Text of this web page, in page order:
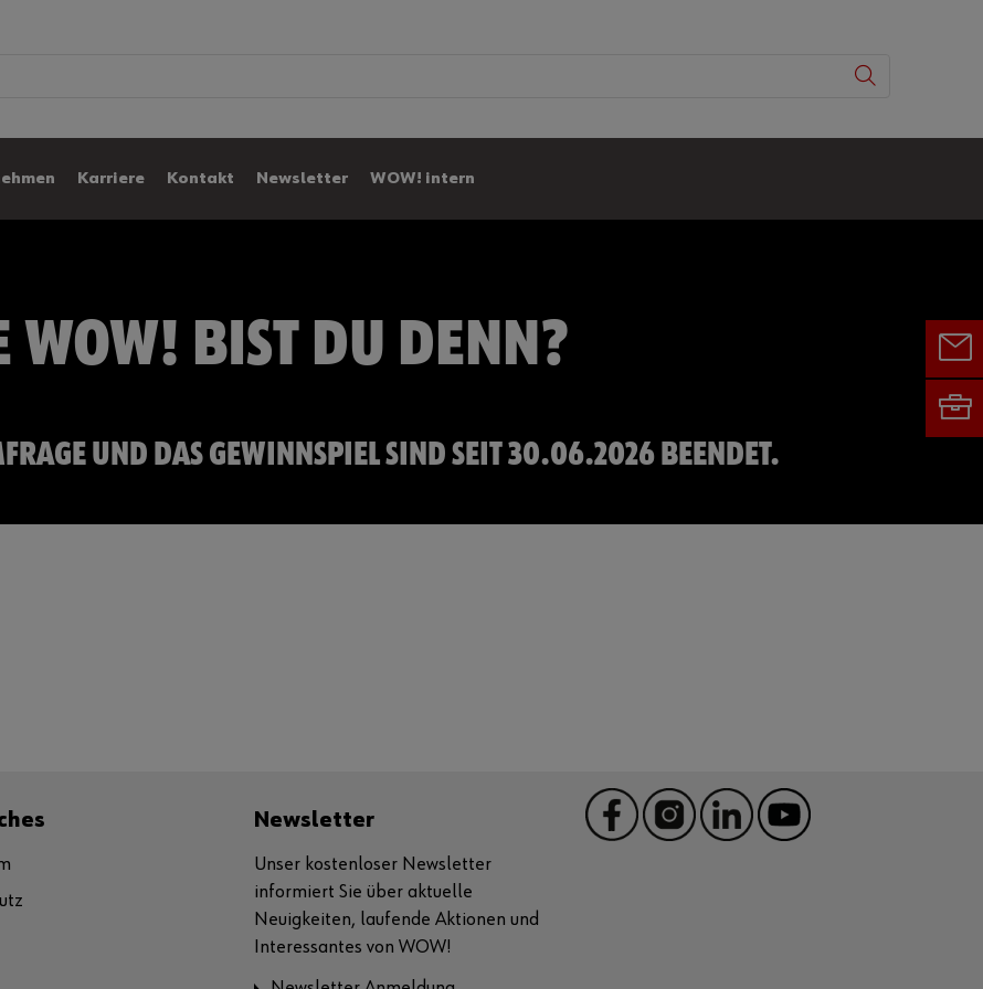
Karriere Kontakt Newsletter WOW! intern
WOW! BIST DU DENN?
UND DAS GEWINNSPIEL SIND SEIT 30.06.2026 BEENDET.
Newsletter
Unser kostenloser Newsletter
informiert Sie über aktuelle
Neuigkeiten, laufende Aktionen und
Interessantes von WOW!